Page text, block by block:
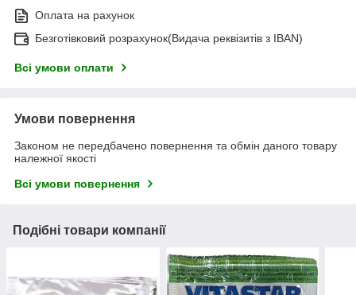
Оплата на рахунок
Безготівковий розрахунок(Видача реквізитів з IBAN)
Всі умови оплати
Умови повернення
Законом не передбачено повернення та обмін даного товару
належної якості
Всі умови повернення
Подібні товари компанії